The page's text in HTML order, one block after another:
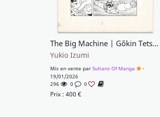
The Big Machine | Gōkin Tetsuko Hara | Shōnen | pg2
Yukio Izumi
Mis en vente par Sultans Of Manga
-
19/01/2026
296
0 0
Prix : 400 €